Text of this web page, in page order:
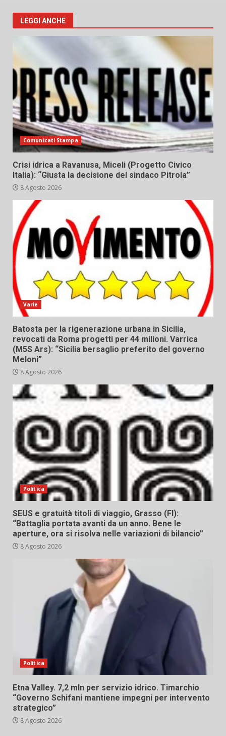
LEGGI ANCHE
Comunicati Stampa
Crisi idrica a Ravanusa, Miceli (Progetto Civico
Italia): “Giusta la decisione del sindaco Pitrola”
8 Agosto 2026
Varie
Batosta per la rigenerazione urbana in Sicilia,
revocati da Roma progetti per 44 milioni. Varrica
(M5S Ars): “Sicilia bersaglio preferito del governo
Meloni”
8 Agosto 2026
Politica
SEUS e gratuità titoli di viaggio, Grasso (FI):
“Battaglia portata avanti da un anno. Bene le
aperture, ora si risolva nelle variazioni di bilancio”
8 Agosto 2026
Politica
Etna Valley. 7,2 mln per servizio idrico. Timarchio
“Governo Schifani mantiene impegni per intervento
strategico”
8 Agosto 2026